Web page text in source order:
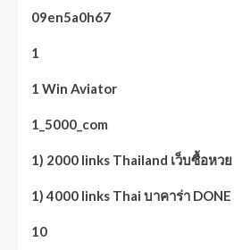
09en5a0h67
1
1 Win Aviator
1_5000_com
1) 2000 links Thailand เว็บซื้อหวย
1) 4000 links Thai บาคาร่า DONE
10